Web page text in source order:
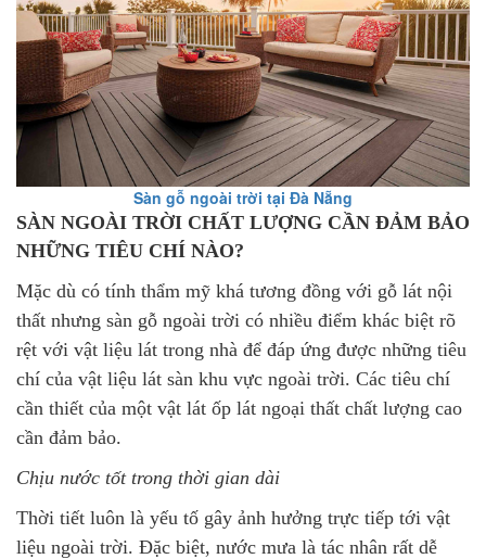
Sàn gỗ ngoài trời tại Đà Nẵng
SÀN NGOÀI TRỜI CHẤT LƯỢNG CẦN ĐẢM BẢO
NHỮNG TIÊU CHÍ NÀO?
Mặc dù có tính thẩm mỹ khá tương đồng với gỗ lát nội
thất nhưng sàn gỗ ngoài trời có nhiều điểm khác biệt rõ
rệt với vật liệu lát trong nhà để đáp ứng được những tiêu
chí của vật liệu lát sàn khu vực ngoài trời. Các tiêu chí
cần thiết của một vật lát ốp lát ngoại thất chất lượng cao
cần đảm bảo.
Chịu nước tốt trong thời gian dài
Thời tiết luôn là yếu tố gây ảnh hưởng trực tiếp tới vật
liệu ngoài trời. Đặc biệt, nước mưa là tác nhân rất dễ